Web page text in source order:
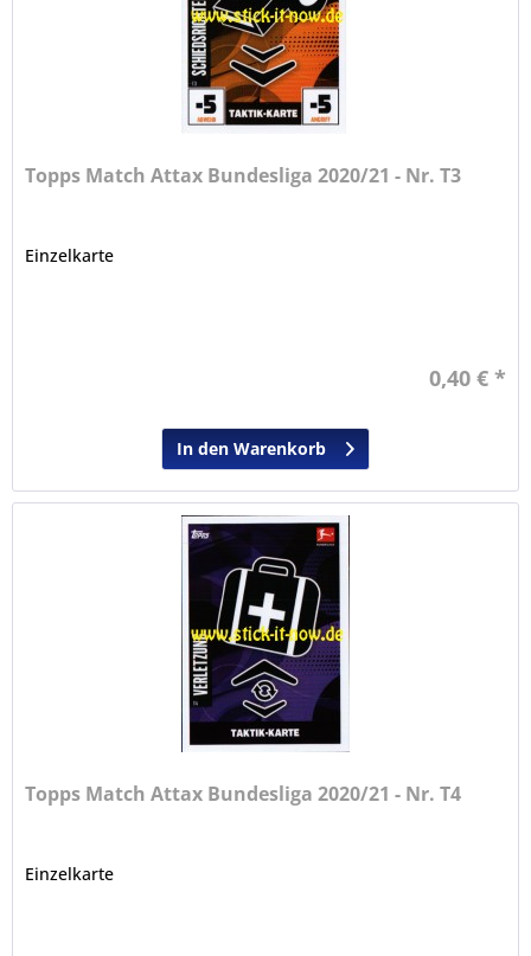
Topps Match Attax Bundesliga 2020/21 - Nr. T3
Einzelkarte
0,40 € *
In den Warenkorb
Topps Match Attax Bundesliga 2020/21 - Nr. T4
Einzelkarte